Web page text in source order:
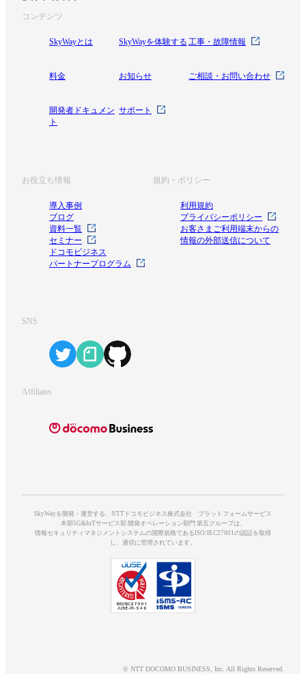
コンテンツ
SkyWayとは
料金
開発者ドキュメン
ト
SkyWayを体験する
お知らせ
サポート
工事・故障情報
ご相談・お問い合わせ
お役立ち情報
導入事例
ブログ
資料一覧
セミナー
ドコモビジネス
パートナープログラム
規約・ポリシー
利用規約
プライバシーポリシー
お客さまご利用端末からの
情報の外部送信について
SNS
Affiliates
SkyWayを開発・運営する、NTTドコモビジネス株式会社 プラットフォームサービス
本部5G&IoTサービス部 開発オペレーション部門 第五グループは、
情報セキュリティマネジメントシステムの国際規格であるISO/IEC27001の認証を取得
し、適切に管理されています。
© NTT DOCOMO BUSINESS, Inc. All Rights Reserved.